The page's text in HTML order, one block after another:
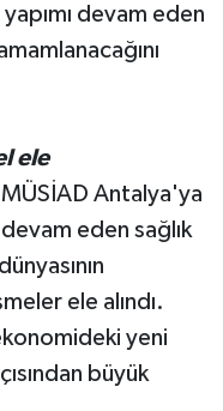
devam eden
ele
Antalya'ya
eden sağlık
ele alındı.
yeni
büyük